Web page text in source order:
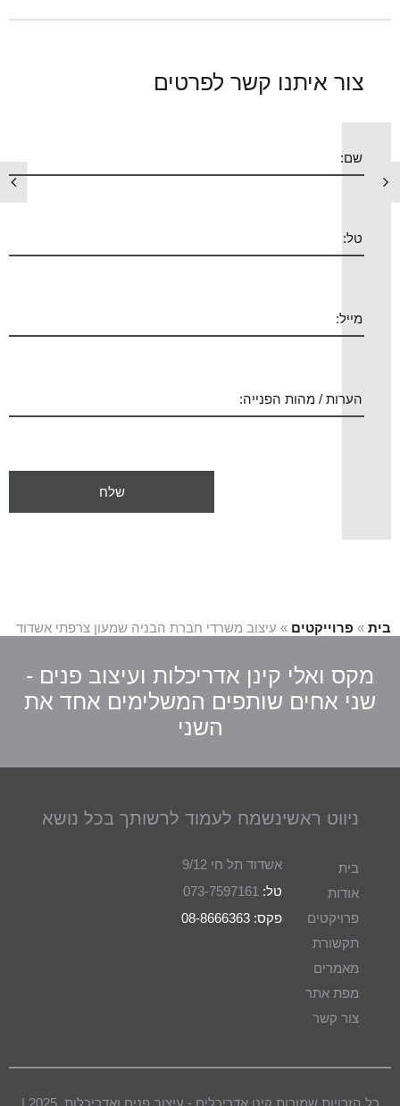
צור איתנו קשר לפרטים
בית » פרוייקטים » עיצוב משרדי חברת הבניה שמעון צרפתי אשדוד
מקס ואלי קינן אדריכלות ועיצוב פנים -
שני אחים שותפים המשלימים אחד את
השני
ניווט ראשי
בית
אודות
פרויקטים
תקשורת
מאמרים
מפת אתר
צור קשר
נשמח לעמוד לרשותך בכל נושא
אשדוד תל חי 9/12
טל:073-7597161
פקס: 08-8666363